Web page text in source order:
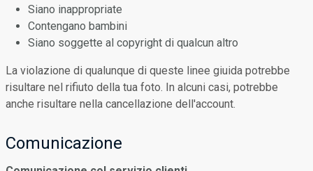
Siano inappropriate
Contengano bambini
Siano soggette al copyright di qualcun altro
La violazione di qualunque di queste linee giuida potrebbe
risultare nel rifiuto della tua foto. In alcuni casi, potrebbe
anche risultare nella cancellazione dell'account.
Comunicazione